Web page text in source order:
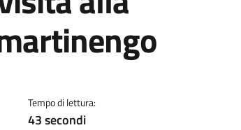
Tempo di lettura:
43 secondi